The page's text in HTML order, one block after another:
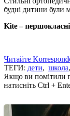
будні дитини були
Kite –
Читайте
ТЕГИ: дети, школа,
Якщо ви помітили
натисніть Ctrl +